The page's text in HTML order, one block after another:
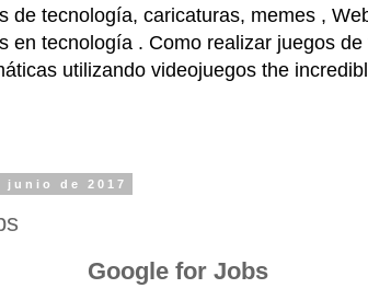
de tecnología, caricaturas, memes ,
en tecnología . Como realizar juegos
utilizando videojuegos the
junio de 2017
Google for Jobs